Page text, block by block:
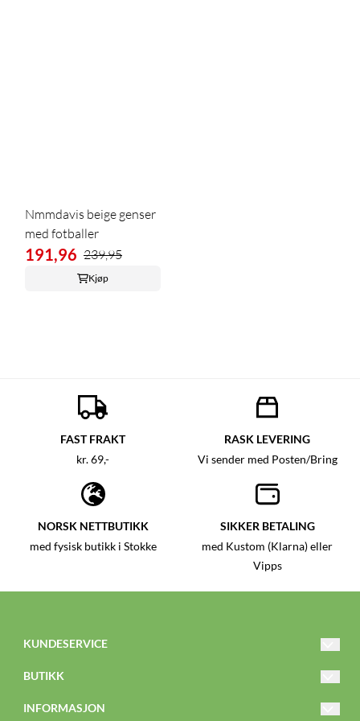
Nmmdavis beige genser
med fotballer
191,96 239,95
Kjøp
FAST FRAKT
kr. 69,-
RASK LEVERING
Vi sender med Posten/Bring
NORSK NETTBUTIKK
med fysisk butikk i Stokke
SIKKER BETALING
med Kustom (Klarna) eller
Vipps
KUNDESERVICE
BUTIKK
INFORMASJON